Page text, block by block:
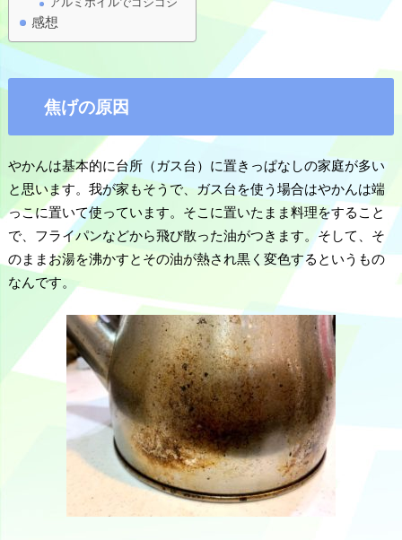
感想
焦げの原因
やかんは基本的に台所（ガス台）に置きっぱなしの家庭が多い
と思います。我が家もそうで、ガス台を使う場合はやかんは端
っこに置いて使っています。そこに置いたまま料理をすること
で、フライパンなどから飛び散った油がつきます。そして、そ
のままお湯を沸かすとその油が熱され黒く変色するというもの
なんです。